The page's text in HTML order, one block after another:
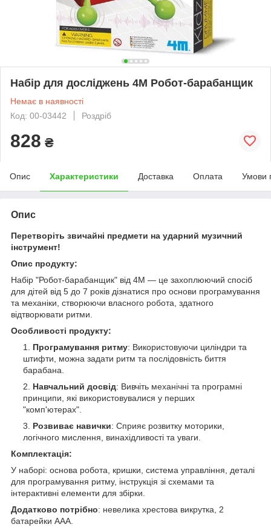
Набір для досліджень 4М Робот-барабанщик
Немає в наявності
Код: 00-03442
Роздріб
828 ₴
Опис Характеристики Доставка Оплата Умови
Опис
Перетворіть звичайні предмети на ударний музичний
інструмент!
Опис продукту:
Набір "Робот-барабанщик" від 4M — це захоплюючий спосіб
для дітей від 5 до 7 років дізнатися про основи програмування
та механіки, створюючи власного робота, здатного
відтворювати ритми.
Особливості продукту:
Програмування ритму: Використовуючи циліндри та
штифти, можна задати ритм та послідовність биття
барабана.
Навчальний досвід: Вивчіть механічні та програмні
принципи, які використовувалися у перших
"комп'ютерах".
Розвиває навички: Сприяє розвитку моторики,
логічного мислення, винахідливості та уваги.
Комплектація:
У наборі: основа робота, кришки, система управління, деталі
для програмування ритму, інструкція зі схемами та
інтерактивні елементи для збірки.
Додатково потрібно: невелика хрестова викрутка, 2
батарейки AAA.